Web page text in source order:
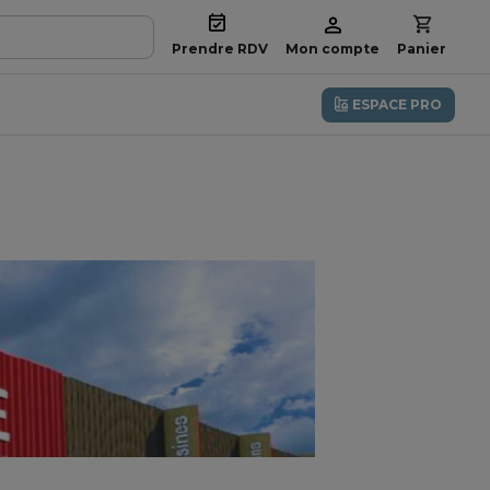
Prendre RDV Mon compte Panier
ESPACE PRO